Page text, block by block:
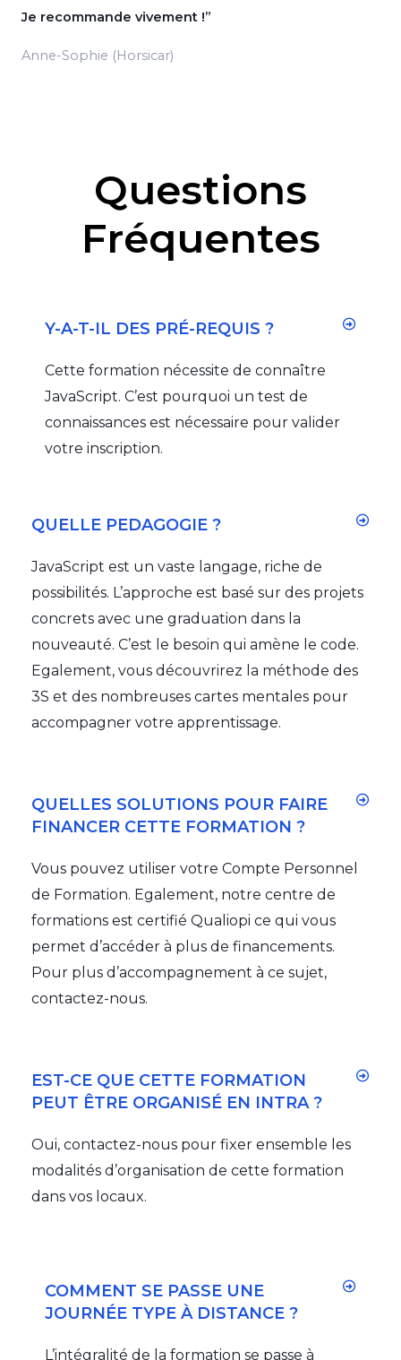
Je recommande vivement !”
Anne-Sophie (Horsicar)
Questions
Fréquentes
Y-A-T-IL DES PRÉ-REQUIS ?
Cette formation nécessite de connaître
JavaScript. C’est pourquoi un test de
connaissances est nécessaire pour valider
votre inscription.
QUELLE PEDAGOGIE ?
JavaScript est un vaste langage, riche de
possibilités. L’approche est basé sur des projets
concrets avec une graduation dans la
nouveauté. C’est le besoin qui amène le code.
Egalement, vous découvrirez la méthode des
3S et des nombreuses cartes mentales pour
accompagner votre apprentissage.
QUELLES SOLUTIONS POUR FAIRE
FINANCER CETTE FORMATION ?
Vous pouvez utiliser votre Compte Personnel
de Formation. Egalement, notre centre de
formations est certifié Qualiopi ce qui vous
permet d’accéder à plus de financements.
Pour plus d’accompagnement à ce sujet,
contactez-nous.
EST-CE QUE CETTE FORMATION
PEUT ÊTRE ORGANISÉ EN INTRA ?
Oui, contactez-nous pour fixer ensemble les
modalités d’organisation de cette formation
dans vos locaux.
COMMENT SE PASSE UNE
JOURNÉE TYPE À DISTANCE ?
L’intégralité de la formation se passe à